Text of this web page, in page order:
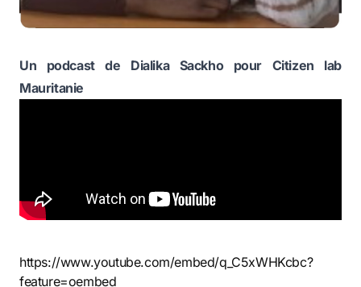
Un podcast de Dialika Sackho pour Citizen lab
Mauritanie
https://www.youtube.com/embed/q_C5xWHKcbc?
feature=oembed